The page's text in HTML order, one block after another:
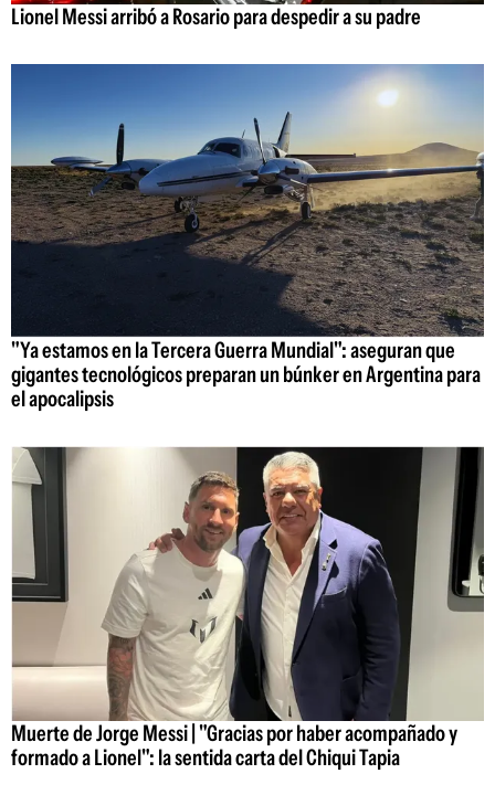
Lionel Messi arribó a Rosario para despedir a su padre
"Ya estamos en la Tercera Guerra Mundial": aseguran que
gigantes tecnológicos preparan un búnker en Argentina para
el apocalipsis
Muerte de Jorge Messi | "Gracias por haber acompañado y
formado a Lionel": la sentida carta del Chiqui Tapia